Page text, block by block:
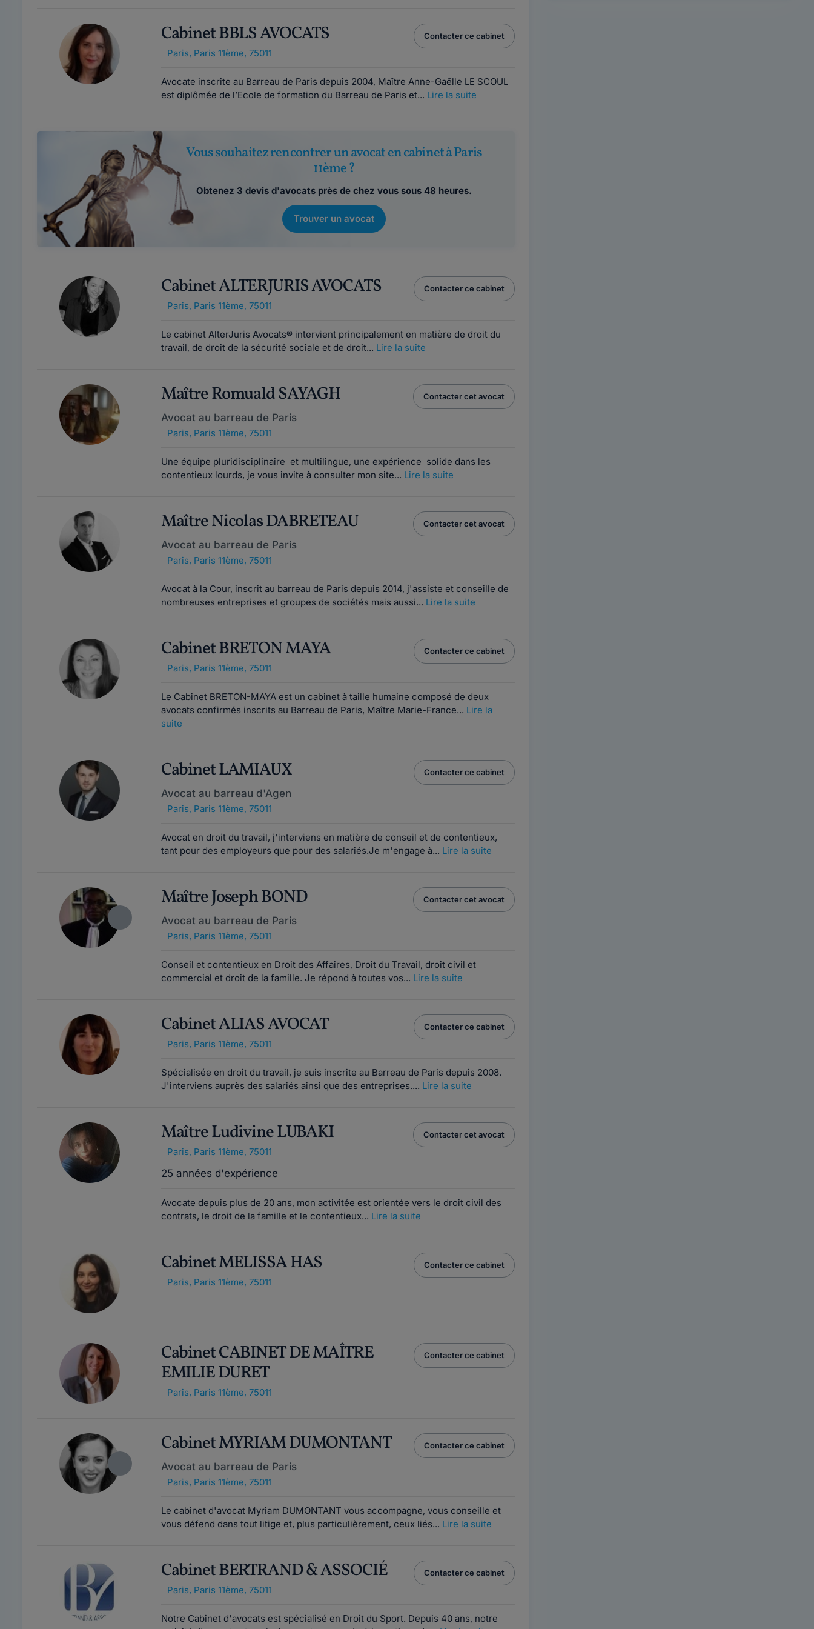
Cabinet BBLS AVOCATS
Paris, Paris 11ème, 75011
Contacter ce cabinet
Avocate inscrite au Barreau de Paris depuis 2004, Maître Anne-Gaëlle LE SCOUL
est diplômée de l’Ecole de formation du Barreau de Paris et... Lire la suite
Vous souhaitez rencontrer un avocat en cabinet à Paris
11ème ?
Obtenez 3 devis d'avocats près de chez vous sous 48 heures.
Trouver un avocat
Cabinet ALTERJURIS AVOCATS
Paris, Paris 11ème, 75011
Contacter ce cabinet
Le cabinet AlterJuris Avocats® intervient principalement en matière de droit du
travail, de droit de la sécurité sociale et de droit... Lire la suite
Maître Romuald SAYAGH
Avocat au barreau de Paris
Paris, Paris 11ème, 75011
Contacter cet avocat
Une équipe pluridisciplinaire et multilingue, une expérience solide dans les
contentieux lourds, je vous invite à consulter mon site... Lire la suite
Maître Nicolas DABRETEAU
Avocat au barreau de Paris
Paris, Paris 11ème, 75011
Contacter cet avocat
Avocat à la Cour, inscrit au barreau de Paris depuis 2014, j'assiste et conseille de
nombreuses entreprises et groupes de sociétés mais aussi... Lire la suite
Cabinet BRETON MAYA
Paris, Paris 11ème, 75011
Contacter ce cabinet
Le Cabinet BRETON-MAYA est un cabinet à taille humaine composé de deux
avocats confirmés inscrits au Barreau de Paris, Maître Marie-France... Lire la
suite
Cabinet LAMIAUX
Avocat au barreau d'Agen
Paris, Paris 11ème, 75011
Contacter ce cabinet
Avocat en droit du travail, j'interviens en matière de conseil et de contentieux,
tant pour des employeurs que pour des salariés.Je m'engage à... Lire la suite
Maître Joseph BOND
Avocat au barreau de Paris
Paris, Paris 11ème, 75011
Contacter cet avocat
Conseil et contentieux en Droit des Affaires, Droit du Travail, droit civil et
commercial et droit de la famille. Je répond à toutes vos... Lire la suite
Cabinet ALIAS AVOCAT
Paris, Paris 11ème, 75011
Contacter ce cabinet
Spécialisée en droit du travail, je suis inscrite au Barreau de Paris depuis 2008.
J'interviens auprès des salariés ainsi que des entreprises.... Lire la suite
Maître Ludivine LUBAKI
Paris, Paris 11ème, 75011
25 années d'expérience
Contacter cet avocat
Avocate depuis plus de 20 ans, mon activitée est orientée vers le droit civil des
contrats, le droit de la famille et le contentieux... Lire la suite
Cabinet MELISSA HAS
Paris, Paris 11ème, 75011
Contacter ce cabinet
Cabinet CABINET DE MAÎTRE
EMILIE DURET
Paris, Paris 11ème, 75011
Contacter ce cabinet
Cabinet MYRIAM DUMONTANT
Avocat au barreau de Paris
Paris, Paris 11ème, 75011
Contacter ce cabinet
Le cabinet d'avocat Myriam DUMONTANT vous accompagne, vous conseille et
vous défend dans tout litige et, plus particulièrement, ceux liés... Lire la suite
Cabinet BERTRAND & ASSOCIÉ
Paris, Paris 11ème, 75011
Contacter ce cabinet
Notre Cabinet d'avocats est spécialisé en Droit du Sport. Depuis 40 ans, notre